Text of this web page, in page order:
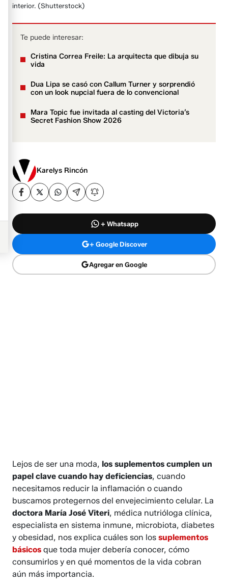
interior. (Shutterstock)
Te puede interesar:
Cristina Correa Freile: La arquitecta que dibuja su
vida
Dua Lipa se casó con Callum Turner y sorprendió
con un look nupcial fuera de lo convencional
Mara Topic fue invitada al casting del Victoria’s
Secret Fashion Show 2026
Karelys Rincón
+ Whatsapp
+ Google Discover
Agregar en Google
Lejos de ser una moda, los suplementos cumplen un
papel clave cuando hay deficiencias, cuando
necesitamos reducir la inflamación o cuando
buscamos protegernos del envejecimiento celular. La
doctora María José Viteri, médica nutrióloga clínica,
especialista en sistema inmune, microbiota, diabetes
y obesidad, nos explica cuáles son lossuplementos
básicos que toda mujer debería conocer, cómo
consumirlos y en qué momentos de la vida cobran
aún más importancia.